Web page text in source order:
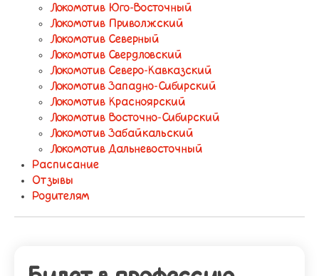
Локомотив Юго-Восточный
Локомотив Приволжский
Локомотив Северный
Локомотив Свердловский
Локомотив Северо-Кавказский
Локомотив Западно-Сибирский
Локомотив Красноярский
Локомотив Восточно-Сибирский
Локомотив Забайкальский
Локомотив Дальневосточный
Расписание
Отзывы
Родителям